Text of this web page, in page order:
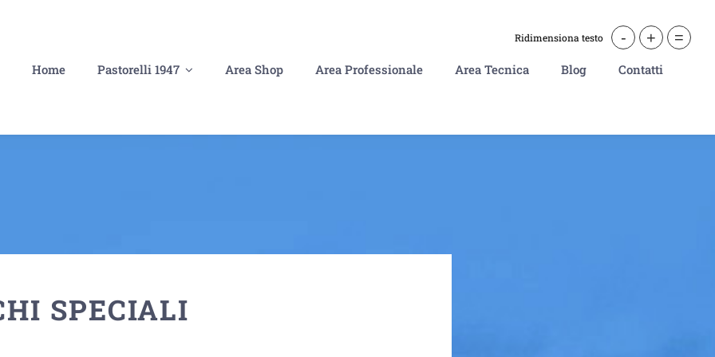
Home Pastorelli 1947 Area Shop Area Professionale Area Tecnica Blog Contatti
SPECIALI
Ridimensiona testo - + =